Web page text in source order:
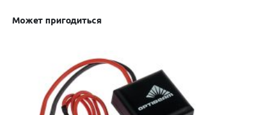
Может пригодиться